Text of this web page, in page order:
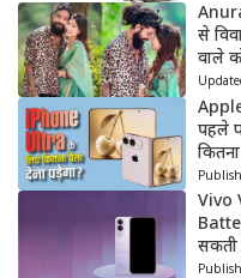
से
वाले
पहले
Vivo
सकती